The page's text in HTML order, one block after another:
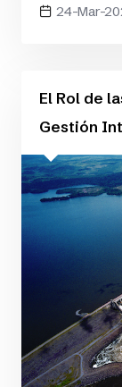
24-Mar-
El Rol de
Gestión